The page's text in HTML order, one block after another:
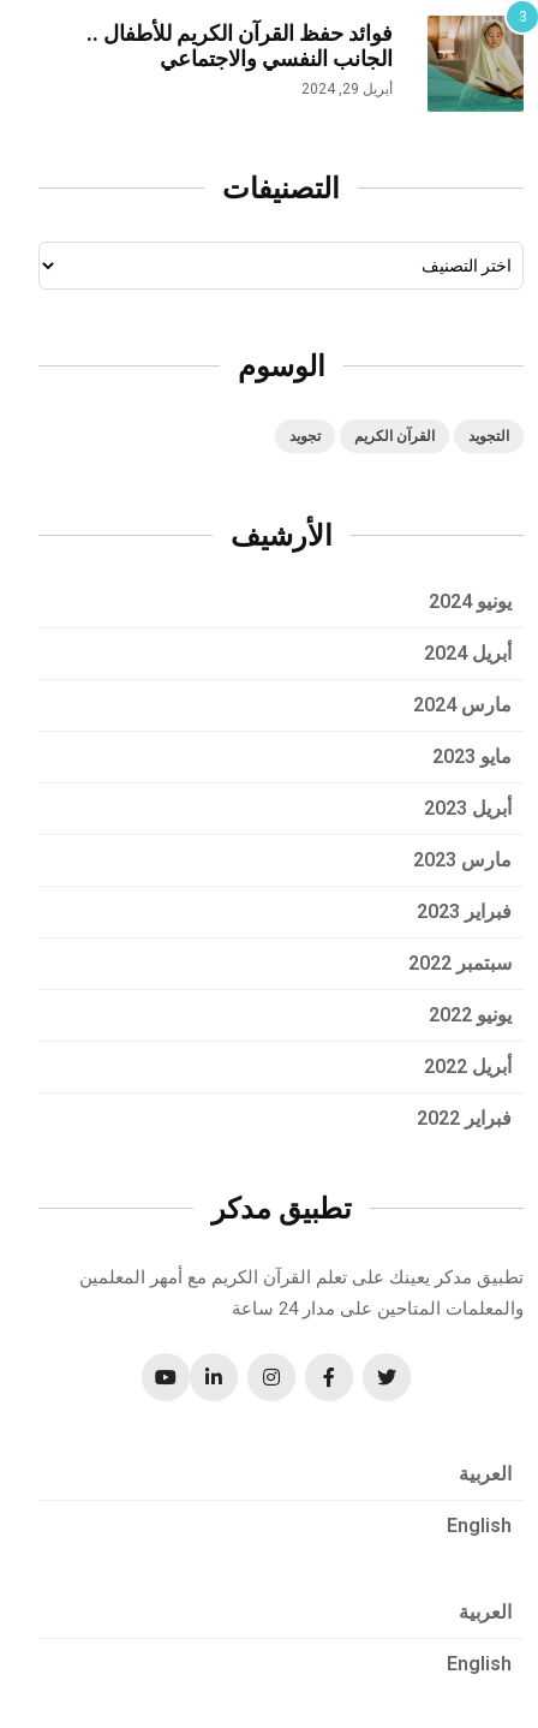
فوائد حفظ القرآن الكريم للأطفال ..
الجانب النفسي والاجتماعي
أبريل 29, 2024
التصنيفات
الوسوم
التجويد القرآن الكريم تجويد
الأرشيف
يونيو 2024
أبريل 2024
مارس 2024
مايو 2023
أبريل 2023
مارس 2023
فبراير 2023
سبتمبر 2022
يونيو 2022
أبريل 2022
فبراير 2022
تطبيق مدكر
تطبيق مدكر يعينك على تعلم القرآن الكريم مع أمهر المعلمين
والمعلمات المتاحين على مدار 24 ساعة
العربية
English
العربية
English